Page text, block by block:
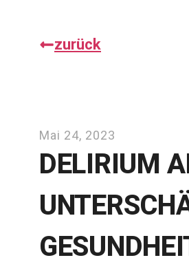
zurück
Mai 24, 2023
DELIRIUM